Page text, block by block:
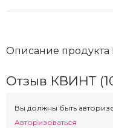
Описание продукта
Отзыв КВИНТ
Вы должны быть
Авторизоваться